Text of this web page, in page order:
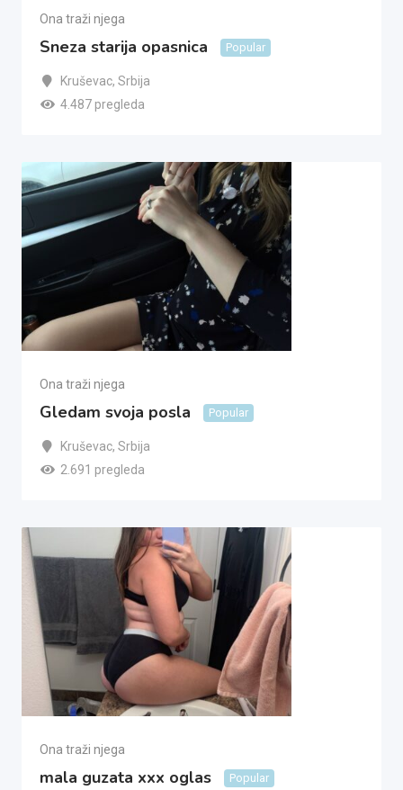
Ona traži njega
Sneza starija opasnica Popular
Kruševac, Srbija
4.487 pregleda
Ona traži njega
Gledam svoja posla Popular
Kruševac, Srbija
2.691 pregleda
Ona traži njega
mala guzata xxx oglas Popular